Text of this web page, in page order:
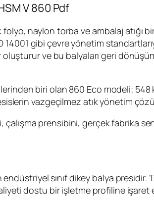
V 860 Pdf
naylon torba ve ambalaj atığı
14001 gibi çevre yönetim
oluşturur ve bu balyaları geri
biri olan 860 Eco modeli; 548
vazgeçilmez atık yönetim
prensibini, gerçek fabrika
sınıf dikey balya presidir.
dostu bir işletme profiline işaret